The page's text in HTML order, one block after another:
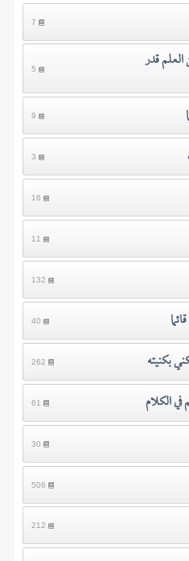
7
قدر 5
9
3
16
11
132
40
بكنيته 262
الكلام 61
30
506
212